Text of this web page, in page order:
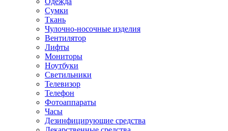
Сумки
Ткань
Чулочно-носочные изделия
Вентилятор
Лифты
Мониторы
Ноутбуки
Светильники
Телевизор
Телефон
Фотоаппараты
Часы
Дезинфицирующие средства